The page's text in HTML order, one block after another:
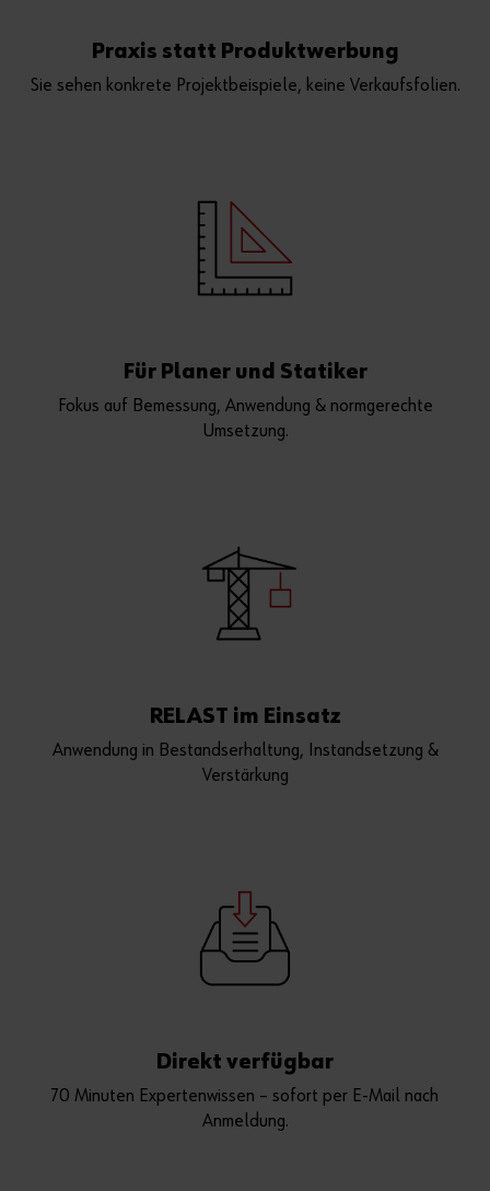
Praxis statt Produktwerbung
Sie sehen konkrete Projektbeispiele, keine Verkaufsfolien.
Für Planer und Statiker
Fokus auf Bemessung, Anwendung & normgerechte
Umsetzung.
RELAST im Einsatz
Anwendung in Bestandserhaltung, Instandsetzung &
Verstärkung
Direkt verfügbar
70 Minuten Expertenwissen – sofort per E-Mail nach
Anmeldung.